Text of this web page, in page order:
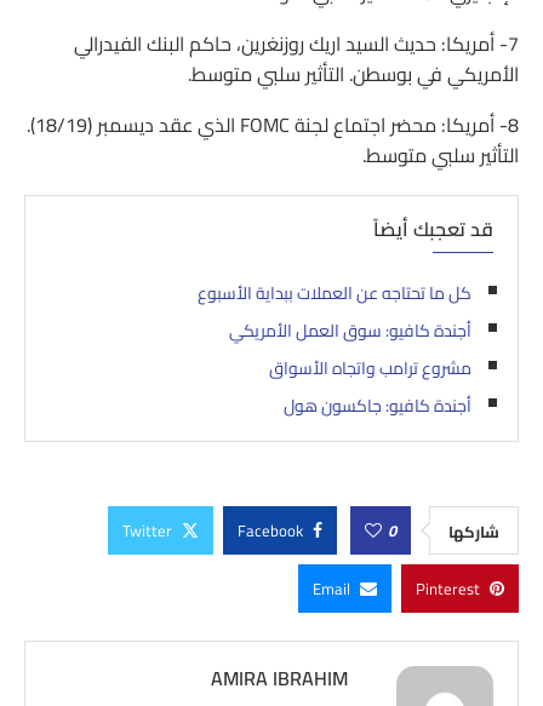
7- أمريكا: حديث السيد اريك روزنغرين، حاكم البنك الفيدرالي
الأمريكي في بوسطن. التأثير سلبي متوسط.
8- أمريكا: محضر اجتماع لجنة FOMC الذي عقد ديسمبر (18/19).
التأثير سلبي متوسط.
قد تعجبك أيضاً
كل ما تحتاجه عن العملات ببداية الأسبوع
أجندة كافيو: سوق العمل الأمريكي
مشروع ترامب واتجاه الأسواق
أجندة كافيو: جاكسون هول
شاركها 0
Facebook
Twitter
Pinterest
Email
AMIRA IBRAHIM